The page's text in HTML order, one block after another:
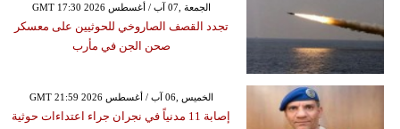
GMT 17:30 2026 الجمعة ,07 آب / أغسطس
تجدد القصف الصاروخي للحوثيين على معسكر
صحن الجن في مأرب
GMT 21:59 2026 الخميس ,06 آب / أغسطس
إصابة 11 مدنياً في نجران جراء اعتداءات حوثية